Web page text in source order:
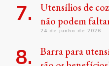
Utensílios de
não podem
24 de junho de 2026
Barra para